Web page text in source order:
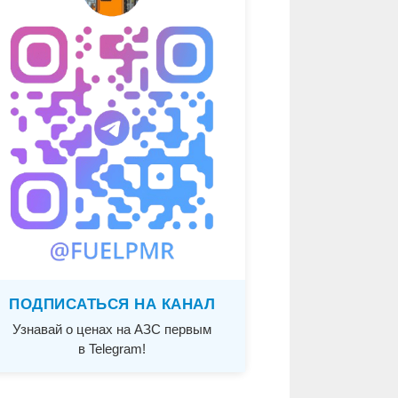
ПОДПИСАТЬСЯ НА КАНАЛ
Узнавай о ценах на АЗС первым
в Telegram!